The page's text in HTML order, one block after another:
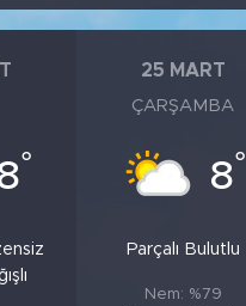
°
25 MART
ÇARŞAMBA
8°
Parçalı Bulutlu
Nem: %79